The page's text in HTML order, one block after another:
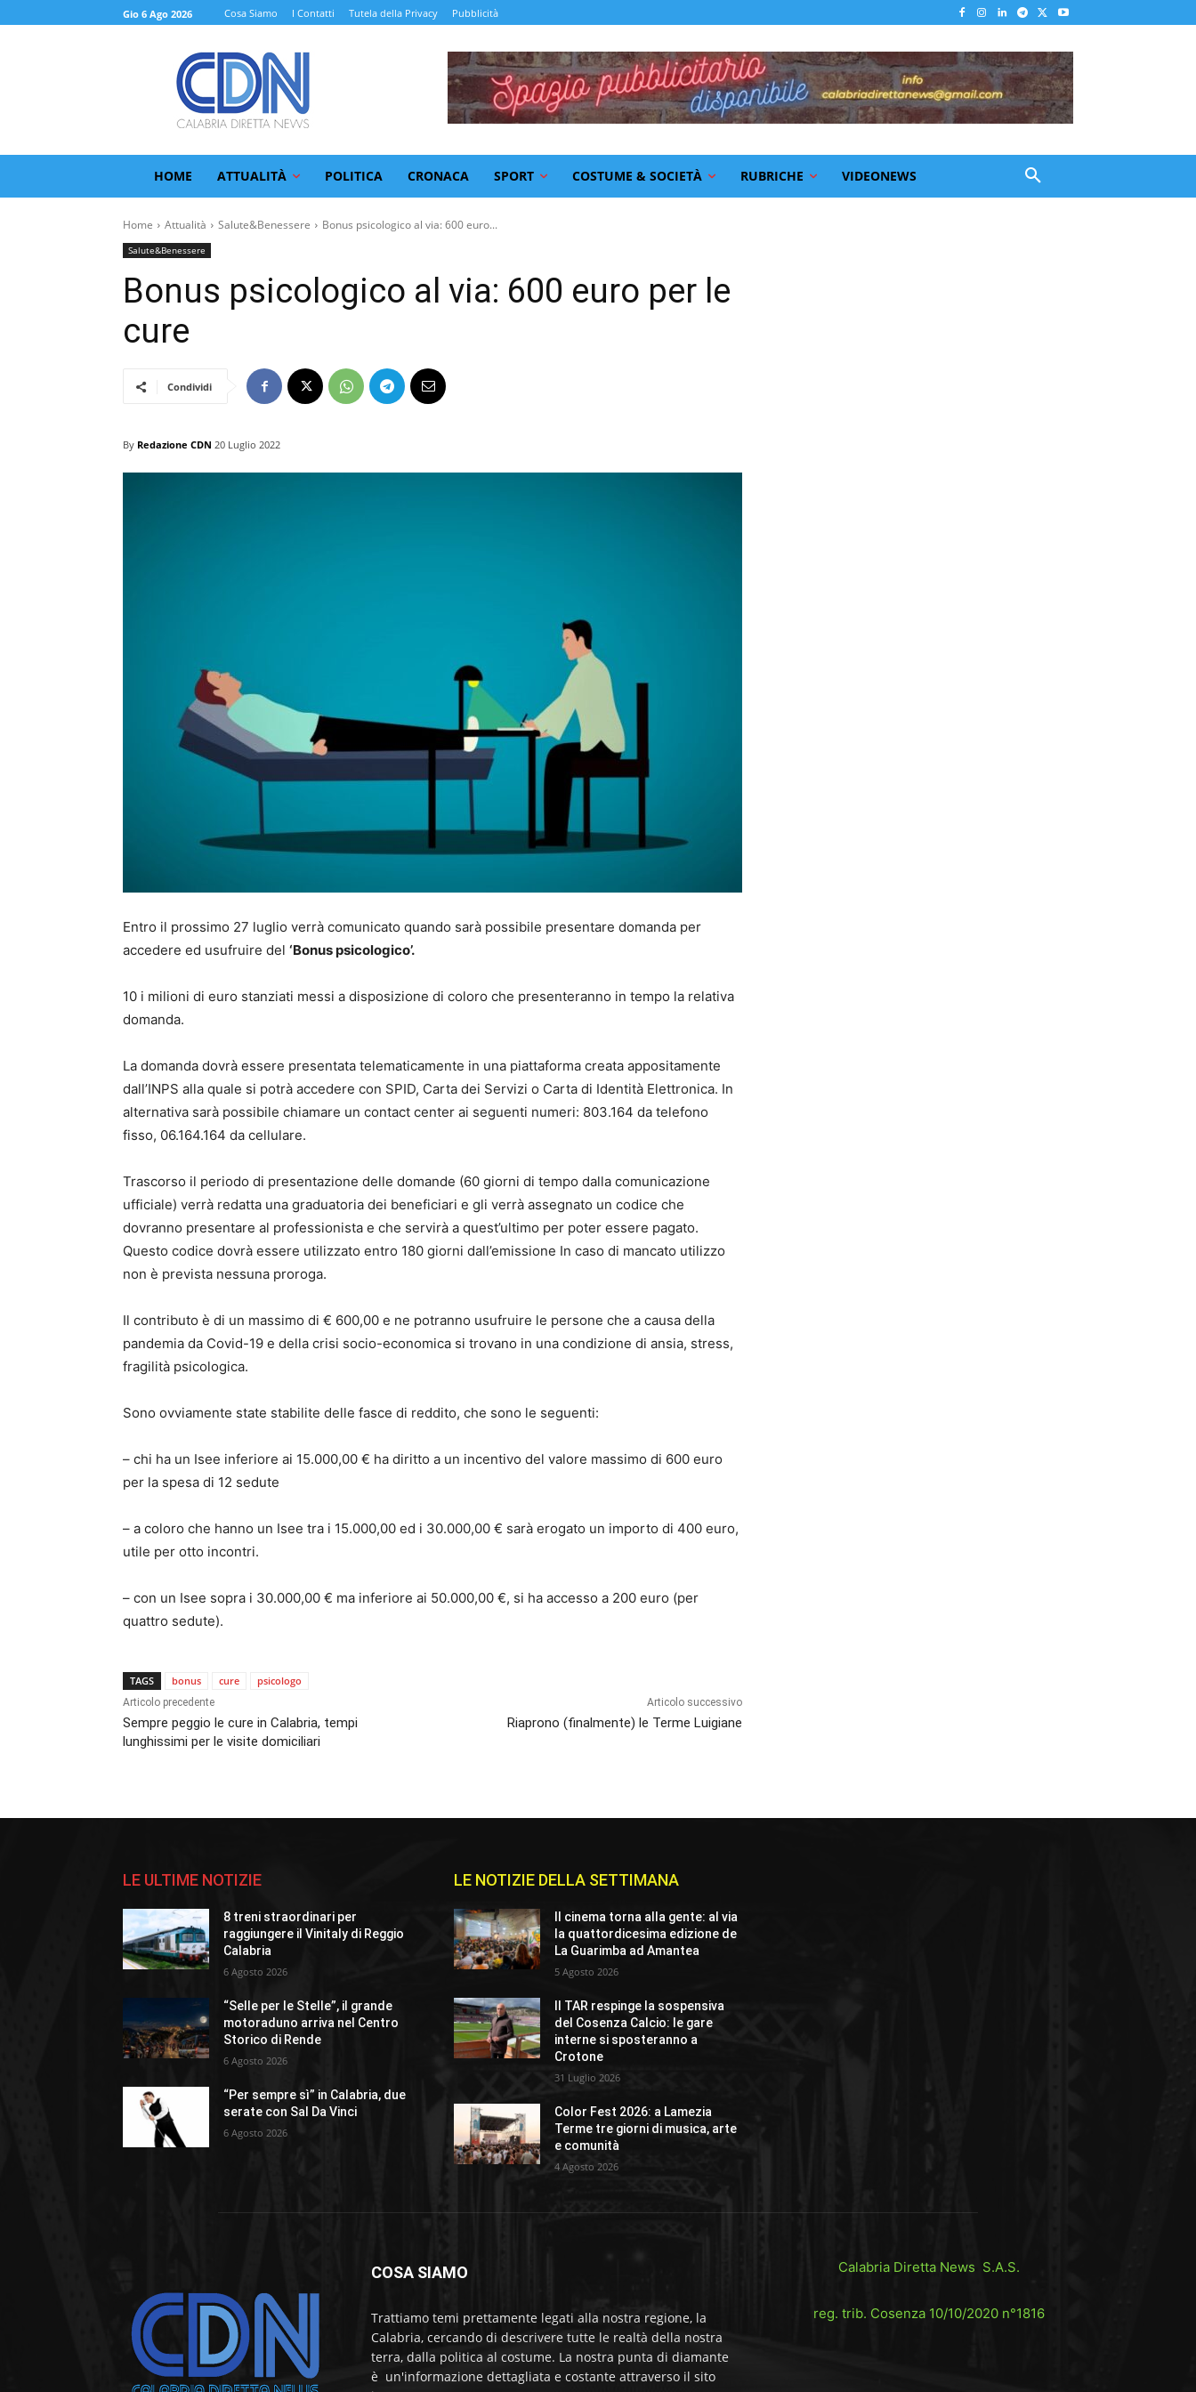
Gio 6 Ago 2026 Cosa Siamo I Contatti Tutela della Privacy Pubblicità
HOME ATTUALITÀ POLITICA CRONACA SPORT COSTUME & SOCIETÀ RUBRICHE VIDEONEWS
Home Attualità Salute&Benessere Bonus psicologico al via: 600 euro...
Salute&Benessere
Bonus psicologico al via: 600 euro per le
cure
Condividi
By Redazione CDN 20 Luglio 2022
Entro il prossimo 27 luglio verrà comunicato quando sarà possibile presentare domanda per
accedere ed usufruire del ‘Bonus psicologico’.
10 i milioni di euro stanziati messi a disposizione di coloro che presenteranno in tempo la relativa
domanda.
La domanda dovrà essere presentata telematicamente in una piattaforma creata appositamente
dall’INPS alla quale si potrà accedere con SPID, Carta dei Servizi o Carta di Identità Elettronica. In
alternativa sarà possibile chiamare un contact center ai seguenti numeri: 803.164 da telefono
fisso, 06.164.164 da cellulare.
Trascorso il periodo di presentazione delle domande (60 giorni di tempo dalla comunicazione
ufficiale) verrà redatta una graduatoria dei beneficiari e gli verrà assegnato un codice che
dovranno presentare al professionista e che servirà a quest’ultimo per poter essere pagato.
Questo codice dovrà essere utilizzato entro 180 giorni dall’emissione In caso di mancato utilizzo
non è prevista nessuna proroga.
Il contributo è di un massimo di € 600,00 e ne potranno usufruire le persone che a causa della
pandemia da Covid-19 e della crisi socio-economica si trovano in una condizione di ansia, stress,
fragilità psicologica.
Sono ovviamente state stabilite delle fasce di reddito, che sono le seguenti:
– chi ha un Isee inferiore ai 15.000,00 € ha diritto a un incentivo del valore massimo di 600 euro
per la spesa di 12 sedute
– a coloro che hanno un Isee tra i 15.000,00 ed i 30.000,00 € sarà erogato un importo di 400 euro,
utile per otto incontri.
– con un Isee sopra i 30.000,00 € ma inferiore ai 50.000,00 €, si ha accesso a 200 euro (per
quattro sedute).
TAGS bonus cure psicologo
Articolo precedente
Sempre peggio le cure in Calabria, tempi
lunghissimi per le visite domiciliari
Articolo successivo
Riaprono (finalmente) le Terme Luigiane
LE ULTIME NOTIZIE
8 treni straordinari per
raggiungere il Vinitaly di Reggio
Calabria
6 Agosto 2026
“Selle per le Stelle”, il grande
motoraduno arriva nel Centro
Storico di Rende
6 Agosto 2026
“Per sempre sì” in Calabria, due
serate con Sal Da Vinci
6 Agosto 2026
LE NOTIZIE DELLA SETTIMANA
Il cinema torna alla gente: al via
la quattordicesima edizione de
La Guarimba ad Amantea
5 Agosto 2026
Il TAR respinge la sospensiva
del Cosenza Calcio: le gare
interne si sposteranno a
Crotone
31 Luglio 2026
Color Fest 2026: a Lamezia
Terme tre giorni di musica, arte
e comunità
4 Agosto 2026
COSA SIAMO
Trattiamo temi prettamente legati alla nostra regione, la
Calabria, cercando di descrivere tutte le realtà della nostra
terra, dalla politica al costume. La nostra punta di diamante
è un'informazione dettagliata e costante attraverso il sito
Calabria Diretta News S.A.S.
reg. trib. Cosenza 10/10/2020 n°1816